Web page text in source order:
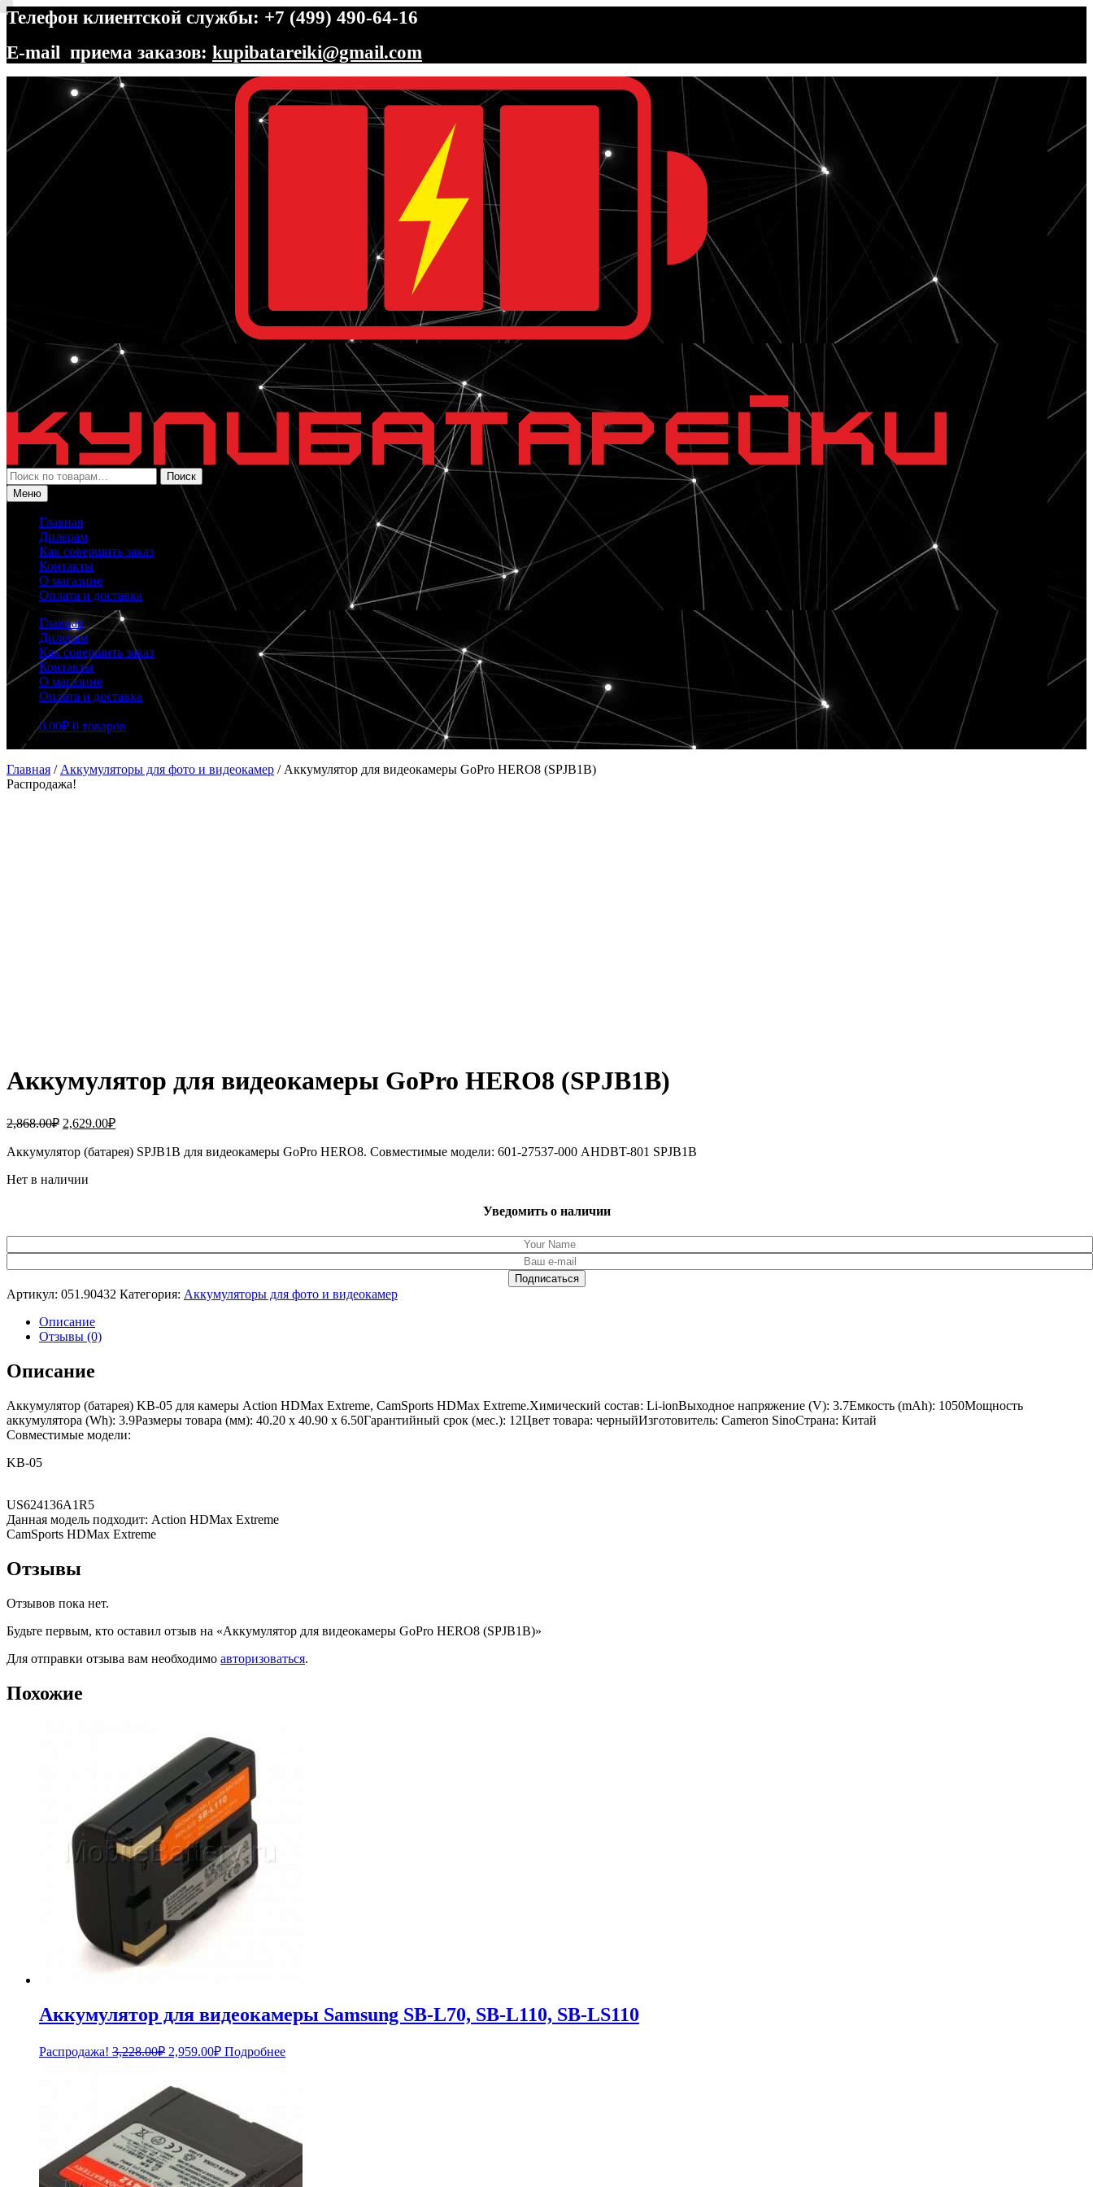
Телефон клиентской службы: +7 (499) 490-64-16
E-mail приема заказов: kupibatareiki@gmail.com
Перейти
навигации
Перейти
содержимому
Искать:
Поиск
Меню
Главная
Дилерам
Как совершить заказ
Контакты
О магазине
Оплата и доставка
Главная
Дилерам
Как совершить заказ
Контакты
О магазине
Оплата и доставка
0.00₽ 0 товаров
Главная / Аккумуляторы для фото и видеокамер / Аккумулятор для видеокамеры GoPro HERO8 (SPJB1B)
Распродажа!
Аккумулятор для видеокамеры GoPro HERO8 (SPJB1B)
2,868.00₽ Первоначальная
составляла
2,629.00₽Текущая
2,629.00₽.
Аккумулятор (батарея) SPJB1B для видеокамеры GoPro HERO8. Совместимые модели: 601-27537-000 AHDBT-801 SPJB1B
Нет в наличии
Уведомить о наличии
Артикул: 051.90432 Категория: Аккумуляторы для фото и видеокамер
Описание
Отзывы (0)
Описание
Аккумулятор (батарея) KB-05 для камеры Action HDMax Extreme, CamSports HDMax Extreme.Химический состав: Li-ionВыходное напряжение (V): 3.7Емкость (mAh): 1050Мощность
аккумулятора (Wh): 3.9Размеры товара (мм): 40.20 x 40.90 x 6.50Гарантийный срок (мес.): 12Цвет товара: черныйИзготовитель: Cameron SinoСтрана: Китай
Совместимые модели:
KB-05
US624136A1R5
Данная модель подходит: Action HDMax Extreme
CamSports HDMax Extreme
Отзывы
Отзывов пока нет.
Будьте первым, кто оставил отзыв на «Аккумулятор для видеокамеры GoPro HERO8 (SPJB1B)»
Для отправки отзыва вам необходимо авторизоваться.
Похожие
Аккумулятор для видеокамеры Samsung SB-L70, SB-L110, SB-LS110
Распродажа! 3,228.00₽ Первоначальная
3,228.00₽.
2,959.00₽Текущая
цена:
Подробнее